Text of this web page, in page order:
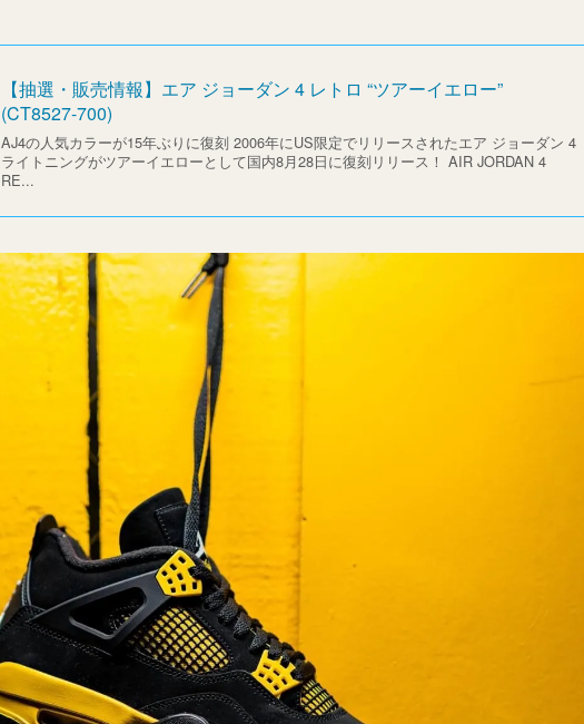
【抽選・販売情報】エア ジョーダン 4 レトロ “ツアーイエロー”
(CT8527-700)
AJ4の人気カラーが15年ぶりに復刻 2006年にUS限定でリリースされたエア ジョーダン 4
ライトニングがツアーイエローとして国内8月28日に復刻リリース！ AIR JORDAN 4
RE...